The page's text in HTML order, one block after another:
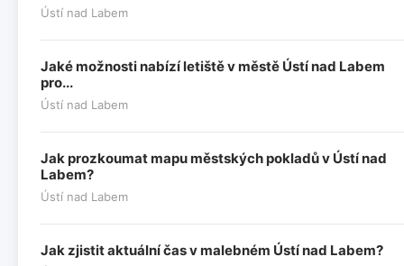
Ústí nad Labem
Jaké možnosti nabízí letiště v městě Ústí nad Labem
pro...
Ústí nad Labem
Jak prozkoumat mapu městských pokladů v Ústí nad
Labem?
Ústí nad Labem
Jak zjistit aktuální čas v malebném Ústí nad Labem?